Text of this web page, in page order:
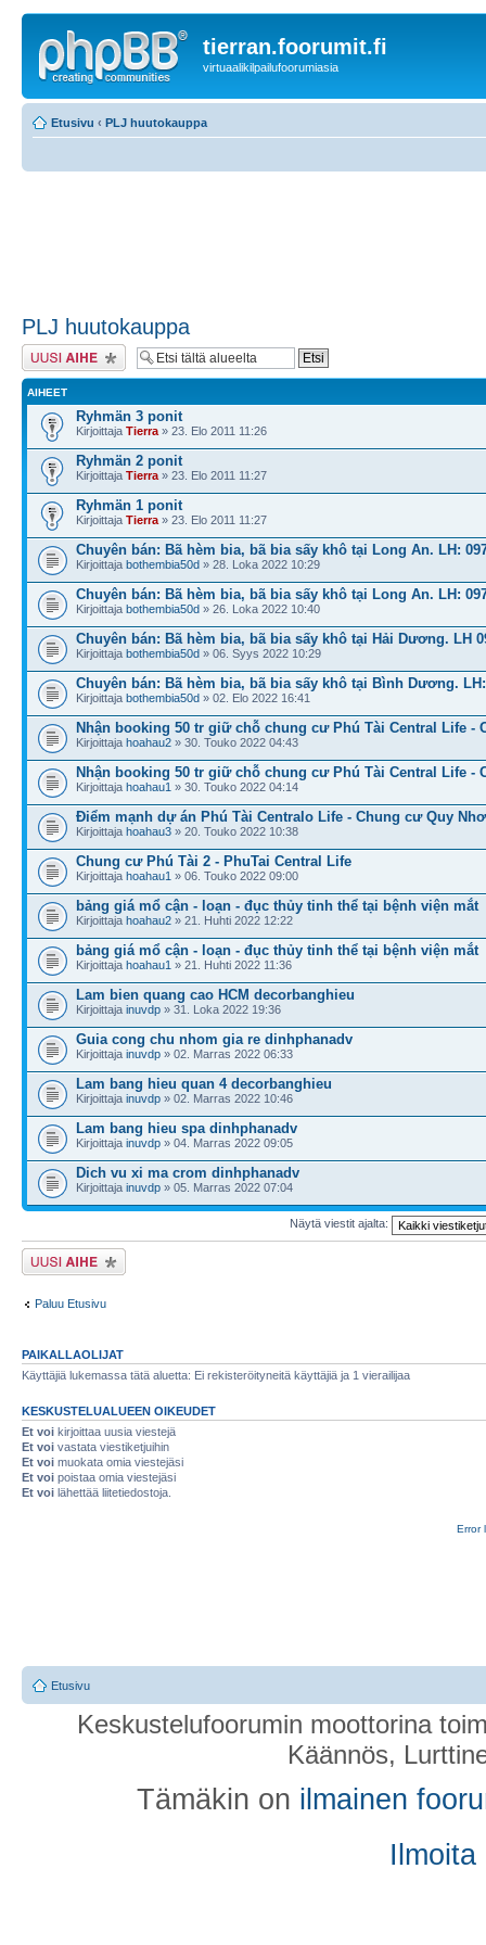
tierran.foorumit.fi
virtuaalikilpailufoorumiasia
Etusivu ‹ PLJ huutokauppa
PLJ huutokauppa
Lähetä uusi viesti
AIHEET
Ryhmän 3 ponit
Kirjoittaja Tierra » 23. Elo 2011 11:26
Ryhmän 2 ponit
Kirjoittaja Tierra » 23. Elo 2011 11:27
Ryhmän 1 ponit
Kirjoittaja Tierra » 23. Elo 2011 11:27
Chuyên bán: Bã hèm bia, bã bia sấy khô tại Long An. LH:
Kirjoittaja bothembia50d » 28. Loka 2022 10:29
Chuyên bán: Bã hèm bia, bã bia sấy khô tại Long An. LH:
Kirjoittaja bothembia50d » 26. Loka 2022 10:40
Chuyên bán: Bã hèm bia, bã bia sấy khô tại Hải Dương. LH
Kirjoittaja bothembia50d » 06. Syys 2022 10:29
Chuyên bán: Bã hèm bia, bã bia sấy khô tại Bình Dương.
Kirjoittaja bothembia50d » 02. Elo 2022 16:41
Nhận booking 50 tr giữ chỗ chung cư Phú Tài Central Life -
Kirjoittaja hoahau2 » 30. Touko 2022 04:43
Nhận booking 50 tr giữ chỗ chung cư Phú Tài Central Life -
Kirjoittaja hoahau1 » 30. Touko 2022 04:14
Điểm mạnh dự án Phú Tài Centralo Life - Chung cư Quy
Kirjoittaja hoahau3 » 20. Touko 2022 10:38
Chung cư Phú Tài 2 - PhuTai Central Life
Kirjoittaja hoahau1 » 06. Touko 2022 09:00
bảng giá mổ cận - loạn - đục thủy tinh thể tại bệnh viện mắt
Kirjoittaja hoahau2 » 21. Huhti 2022 12:22
bảng giá mổ cận - loạn - đục thủy tinh thể tại bệnh viện mắt
Kirjoittaja hoahau1 » 21. Huhti 2022 11:36
Lam bien quang cao HCM decorbanghieu
Kirjoittaja inuvdp » 31. Loka 2022 19:36
Guia cong chu nhom gia re dinhphanadv
Kirjoittaja inuvdp » 02. Marras 2022 06:33
Lam bang hieu quan 4 decorbanghieu
Kirjoittaja inuvdp » 02. Marras 2022 10:46
Lam bang hieu spa dinhphanadv
Kirjoittaja inuvdp » 04. Marras 2022 09:05
Dich vu xi ma crom dinhphanadv
Kirjoittaja inuvdp » 05. Marras 2022 07:04
Näytä viestit ajalta:
Lähetä uusi viesti
Paluu Etusivu
PAIKALLAOLIJAT
Käyttäjiä lukemassa tätä aluetta: Ei rekisteröityneitä käyttäjiä ja 1 vierailijaa
KESKUSTELUALUEEN OIKEUDET
Et voi kirjoittaa uusia viestejä
Et voi vastata viestiketjuihin
Et voi muokata omia viestejäsi
Et voi poistaa omia viestejäsi
Et voi lähettää liitetiedostoja.
Error
Etusivu
Keskustelufoorumin moottorina
Käännös,
Tämäkin on ilmainen